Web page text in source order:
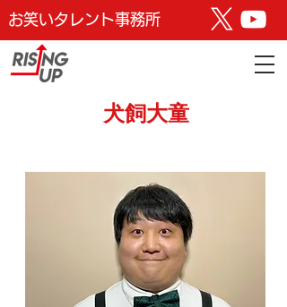
お笑いタレント事務所
​犬飼大童